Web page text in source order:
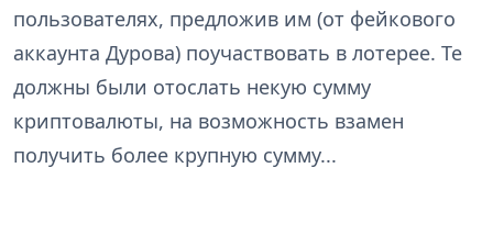
пользователях, предложив им (от фейкового
аккаунта Дурова) поучаствовать в лотерее. Те
должны были отослать некую сумму
криптовалюты, на возможность взамен
получить более крупную сумму...